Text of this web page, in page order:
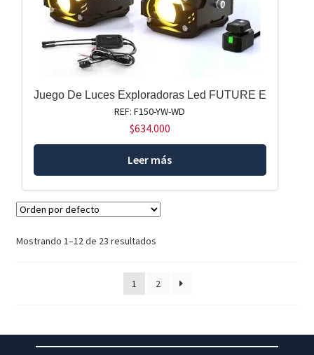
Juego De Luces Exploradoras Led FUTURE E
REF: F150-YW-WD
$634.000
Leer más
Mostrando 1–12 de 23 resultados
1 2